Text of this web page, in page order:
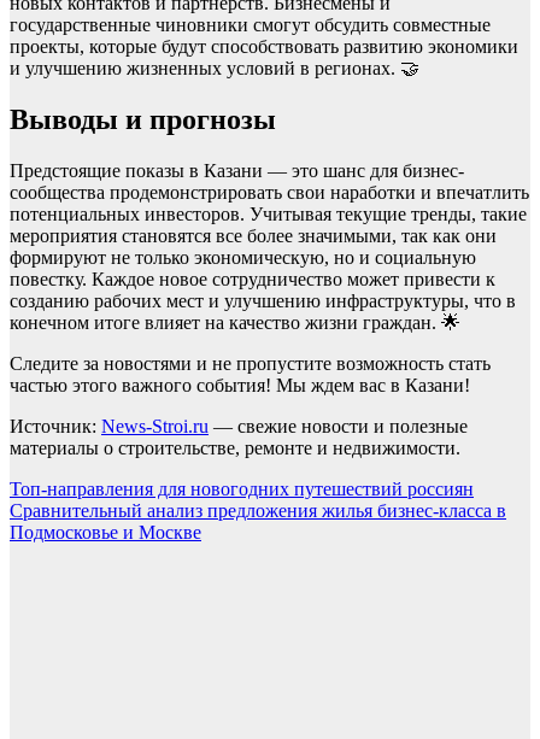
государственные чиновники смогут обсудить совместные
проекты, которые будут способствовать развитию экономики
и улучшению жизненных условий в регионах. 🤝
Выводы и прогнозы
Предстоящие показы в Казани — это шанс для бизнес-
сообщества продемонстрировать свои наработки и впечатлить
потенциальных инвесторов. Учитывая текущие тренды, такие
мероприятия становятся все более значимыми, так как они
формируют не только экономическую, но и социальную
повестку. Каждое новое сотрудничество может привести к
созданию рабочих мест и улучшению инфраструктуры, что в
конечном итоге влияет на качество жизни граждан. 🌟
Следите за новостями и не пропустите возможность стать
частью этого важного события! Мы ждем вас в Казани!
Источник: News-Stroi.ru — свежие новости и полезные
материалы о строительстве, ремонте и недвижимости.
Навигация
по
Топ-направления для новогодних путешествий россиян
Сравнительный анализ предложения жилья бизнес-класса в
Подмосковье и Москве